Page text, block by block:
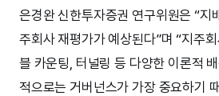
은경완 신한투자증권 연구위원은 “지
주회사 재평가가 예상된다”며 “지주
블 카운팅, 터널링 등 다양한 이론적
적으로는 거버넌스가 가장 중요하기